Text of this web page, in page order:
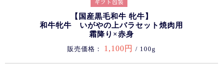
【国産黒毛和牛 牝牛】
和牛牝牛 いがやの上バラセット焼肉用
霜降り×赤身
販売価格： 1,100円 / 100g